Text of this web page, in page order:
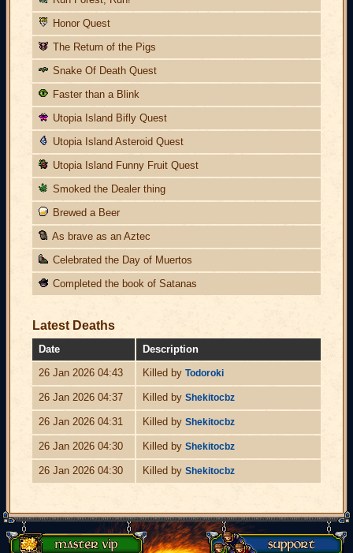
Honor Quest
The Return of the Pigs
Snake Of Death Quest
Faster than a Blink
Utopia Island Bifly Quest
Utopia Island Asteroid Quest
Utopia Island Funny Fruit Quest
Smoked the Dealer thing
Brewed a Beer
As brave as an Aztec
Celebrated the Day of Muertos
Completed the book of Satanas
Latest Deaths
Date
Description
26 Jan 2026 04:43
Killed by Todoroki
26 Jan 2026 04:37 Killed by Shekitocbz
26 Jan 2026 04:31 Killed by Shekitocbz
26 Jan 2026 04:30 Killed by Shekitocbz
26 Jan 2026 04:30 Killed by Shekitocbz